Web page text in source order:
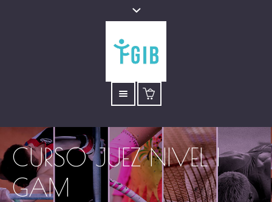
CURSO JUEZ NIVEL I
GAM